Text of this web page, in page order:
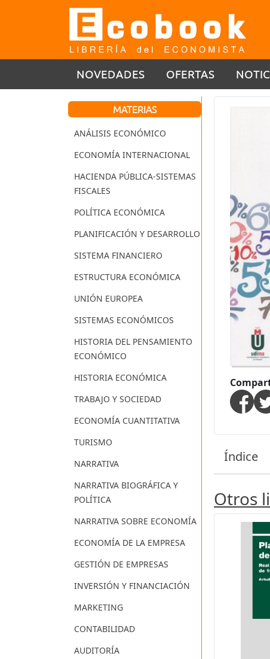
NOVEDADES OFERTAS
MATERIAS
ANÁLISIS ECONÓMICO
ECONOMÍA INTERNACIONAL
HACIENDA PÚBLICA-SISTEMAS
FISCALES
POLÍTICA ECONÓMICA
PLANIFICACIÓN Y DESARROLLO
SISTEMA FINANCIERO
ESTRUCTURA ECONÓMICA
UNIÓN EUROPEA
SISTEMAS ECONÓMICOS
HISTORIA DEL PENSAMIENTO
ECONÓMICO
HISTORIA ECONÓMICA
TRABAJO Y SOCIEDAD
ECONOMÍA CUANTITATIVA
TURISMO
NARRATIVA
NARRATIVA BIOGRÁFICA Y
POLÍTICA
NARRATIVA SOBRE ECONOMÍA
ECONOMÍA DE LA EMPRESA
GESTIÓN DE EMPRESAS
INVERSIÓN Y FINANCIACIÓN
MARKETING
CONTABILIDAD
AUDITORÍA
Índice
Otros